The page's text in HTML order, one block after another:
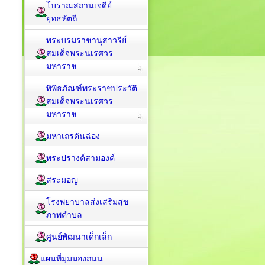
โบราณสถานเจดีย์
ยุทธหัตถี
พระบรมราชานุสาวรีย์
สมเด็จพระนเรศวร
มหาราช
พิพิธภัณฑ์พระราชประวัติ
สมเด็จพระนเรศวร
มหาราช
มหาเถรคันฉ่อง
พระปรางค์สามองค์
สระมอญ
โรงพยาบาลส่งเสริมสุข
ภาพตำบล
ศูนย์พัฒนาเด็กเล็ก
แผนที่มุมมองถนน